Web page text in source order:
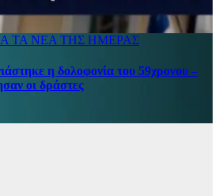
ΤΑ ΝΕΑ ΤΗΣ ΗΜΕΡΑΣ
η δολοφονία του 59χρονου –
οι δράστες